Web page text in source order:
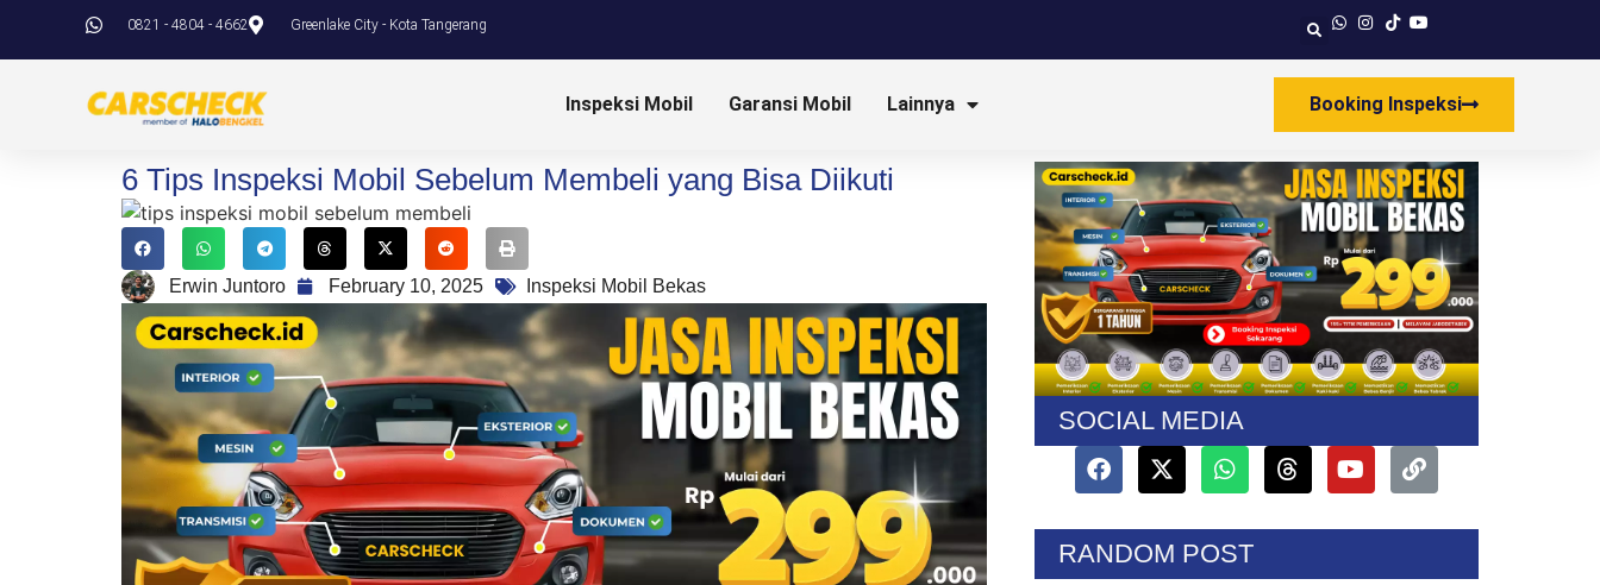
0821 - 4804 - 4662 Greenlake City - Kota Tangerang
Inspeksi Mobil Garansi Mobil Lainnya Booking Inspeksi
6 Tips Inspeksi Mobil Sebelum Membeli yang Bisa Diikuti
Erwin Juntoro February 10, 2025 Inspeksi Mobil Bekas
SOCIAL MEDIA
RANDOM POST